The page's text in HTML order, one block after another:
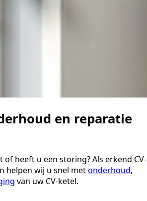
en reparatie
of heeft u een storing? Als erkend CV-
helpen wij u snel metonderhoud,
van uw CV-ketel.